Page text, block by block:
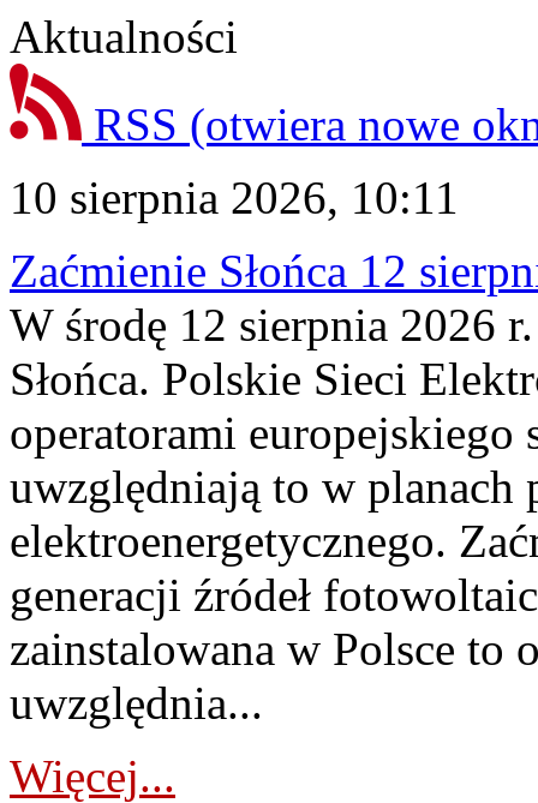
Aktualności
RSS (otwiera nowe
10 sierpnia 2026, 10:11
Zaćmienie Słońca 12
W środę 12 sierpnia 2026
Słońca. Polskie Sieci
operatorami europejskiego
uwzględniają to w planach
elektroenergetycznego.
generacji źródeł
zainstalowana w Polsce to
uwzględnia...
Więcej...